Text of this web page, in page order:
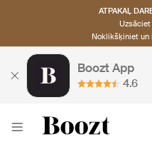
ATPAKAĻ
Uzsāciet
Noklikšķiniet
Boozt App
4.6